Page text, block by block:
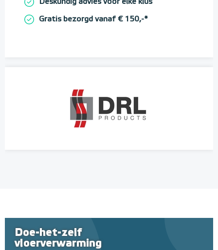
Deskundig advies voor elke klus
Gratis bezorgd vanaf € 150,-*
Doe-het-zelf
vloerverwarming